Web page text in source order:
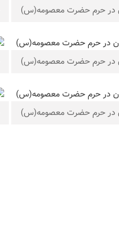
در حرم حضرت معصومه(س)
در حرم حضرت معصومه(س)
در حرم حضرت معصومه(س)